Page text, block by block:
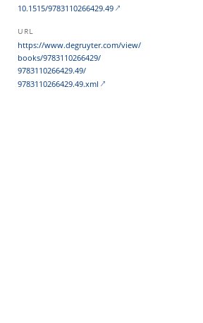
10.1515/9783110266429.49
URL
https:/​/​www.degruyter.com/​view/​
books/​9783110266429/​
9783110266429.49/​
9783110266429.49.xml